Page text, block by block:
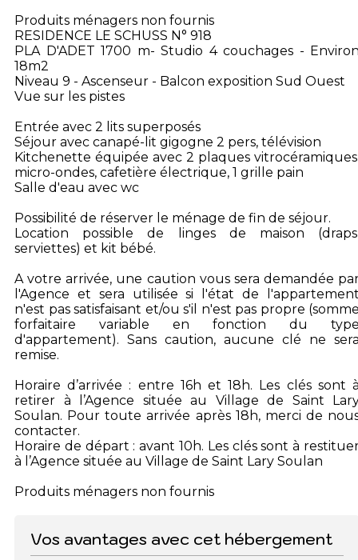
Produits ménagers non fournis
RESIDENCE LE SCHUSS N° 918
PLA D'ADET 1700 m- Studio 4 couchages -
18m2
Niveau 9 - Ascenseur - Balcon exposition Sud Ouest
Vue sur les pistes
Entrée avec 2 lits superposés
Séjour avec canapé-lit gigogne 2 pers, télévision
Kitchenette équipée avec 2 plaques
micro-ondes, cafetière électrique, 1 grille pain
Salle d'eau avec wc
Possibilité de réserver le ménage de fin de séjour.
Location possible de linges de maison
serviettes) et kit bébé.
A votre arrivée, une caution vous sera demandée
l'Agence et sera utilisée si l'état de
n'est pas satisfaisant et/ou s'il n'est pas propre
forfaitaire variable en fonction du
d'appartement). Sans caution, aucune clé ne
remise.
Horaire d’arrivée : entre 16h et 18h. Les clés sont
retirer à l’Agence située au Village de Saint
Soulan. Pour toute arrivée après 18h, merci de
contacter.
Horaire de départ : avant 10h. Les clés sont à
à l’Agence située au Village de Saint Lary Soulan
Produits ménagers non fournis
Vos avantages avec cet hébergement